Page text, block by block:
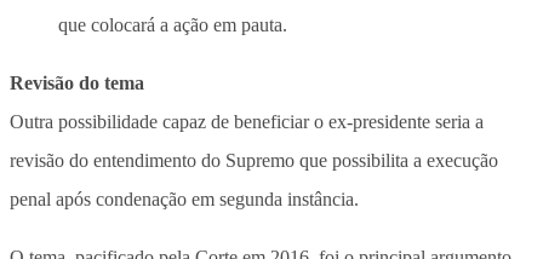
que colocará a ação em pauta.
Revisão do tema
Outra possibilidade capaz de beneficiar o ex-presidente seria a
revisão do entendimento do Supremo que possibilita a execução
penal após condenação em segunda instância.